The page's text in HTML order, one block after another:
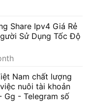
Share Ipv4 Giá Rẻ
Sử Dụng Tốc Độ
Nam chất lượng
nuôi tài khoản
Gg - Telegram số